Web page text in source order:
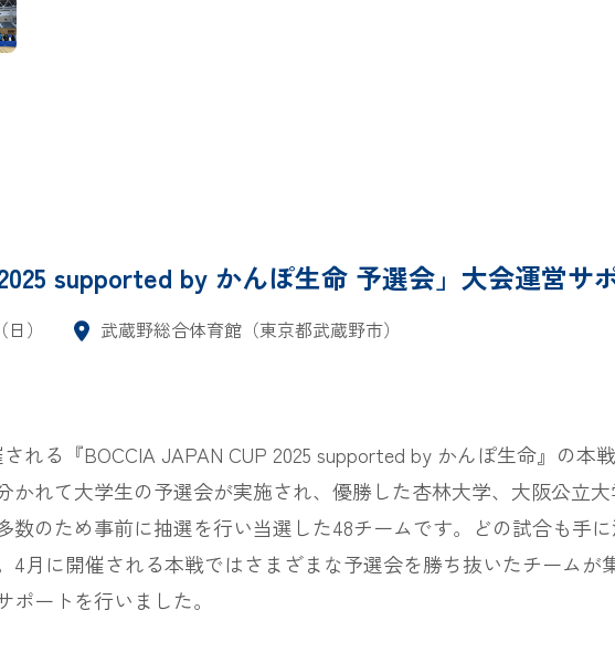
supported by かんぽ生命 予選会」大会運営サ
） 武蔵野総合体育館（東京都武蔵野市）
れる『BOCCIA JAPAN CUP 2025 supported by かんぽ生命』の
かれて大学生の予選会が実施され、優勝した杏林大学、大阪公立
数のため事前に抽選を行い当選した48チームです。どの試合も手
月に開催される本戦ではさまざまな予選会を勝ち抜いたチームが
ートを行いました。